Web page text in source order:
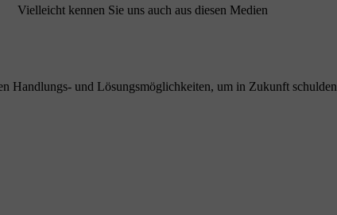
Vielleicht kennen Sie uns auch aus diesen Medien
Handlungs- und Lösungsmöglichkeiten, um in Zukunft